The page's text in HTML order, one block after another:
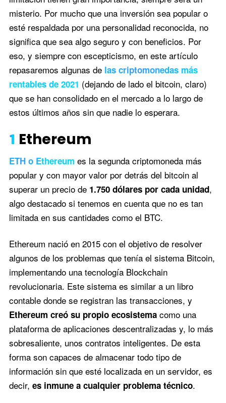
misterio. Por mucho que una inversión sea popular o
esté respaldada por una personalidad reconocida, no
significa que sea algo seguro y con beneficios. Por
eso, y siempre con escepticismo, en este artículo
repasaremos algunas de las criptomonedas más
rentables de 2021 (dejando de lado el bitcoin, claro)
que se han consolidado en el mercado a lo largo de
estos últimos años sin que nadie lo esperara.
1 Ethereum
ETH o Ethereum es la segunda criptomoneda más
popular y con mayor valor por detrás del bitcoin al
superar un precio de 1.750 dólares por cada unidad,
algo destacado si tenemos en cuenta que no es tan
limitada en sus cantidades como el BTC.
Ethereum nació en 2015 con el objetivo de resolver
algunos de los problemas que tenía el sistema Bitcoin,
implementando una tecnología Blockchain
revolucionaria. Este sistema es similar a un libro
contable donde se registran las transacciones, y
Ethereum creó su propio ecosistemacomo una
plataforma de aplicaciones descentralizadas y, lo más
sobresaliente, unos contratos inteligentes. De esta
forma son capaces de almacenar todo tipo de
información sin que esté localizada en un servidor, es
decir, es inmune a cualquier problema técnico.